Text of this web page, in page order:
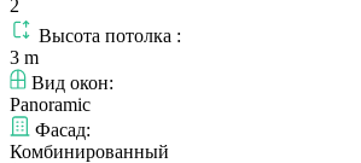
2
Высота потолка :
3 m
Вид окон:
Panoramic
Фасад:
Комбинированный